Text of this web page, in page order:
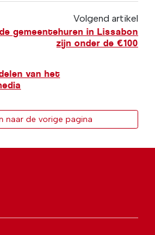
Volgend artikel
gemeentehuren in Lissabon
zijn onder de €100
van het
naar de vorige pagina